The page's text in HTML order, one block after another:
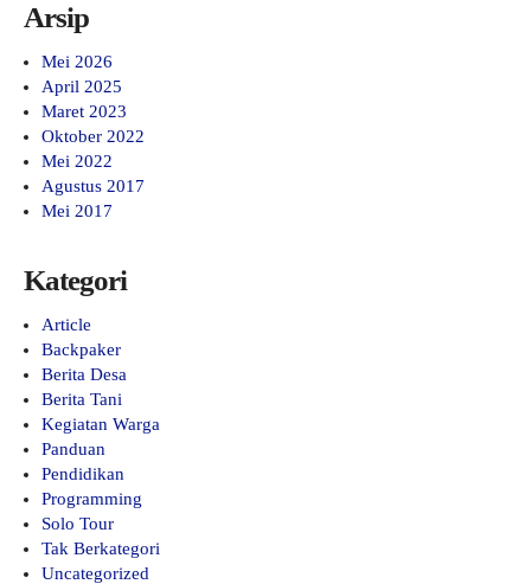
Arsip
Mei 2026
April 2025
Maret 2023
Oktober 2022
Mei 2022
Agustus 2017
Mei 2017
Kategori
Article
Backpaker
Berita Desa
Berita Tani
Kegiatan Warga
Panduan
Pendidikan
Programming
Solo Tour
Tak Berkategori
Uncategorized